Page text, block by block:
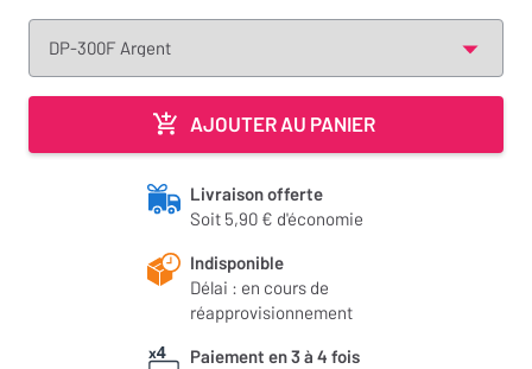
AJOUTER AU PANIER
Livraison offerte
Soit 5,90 € d'économie
Indisponible
Délai : en cours de
réapprovisionnement
Paiement en 3 à 4 fois